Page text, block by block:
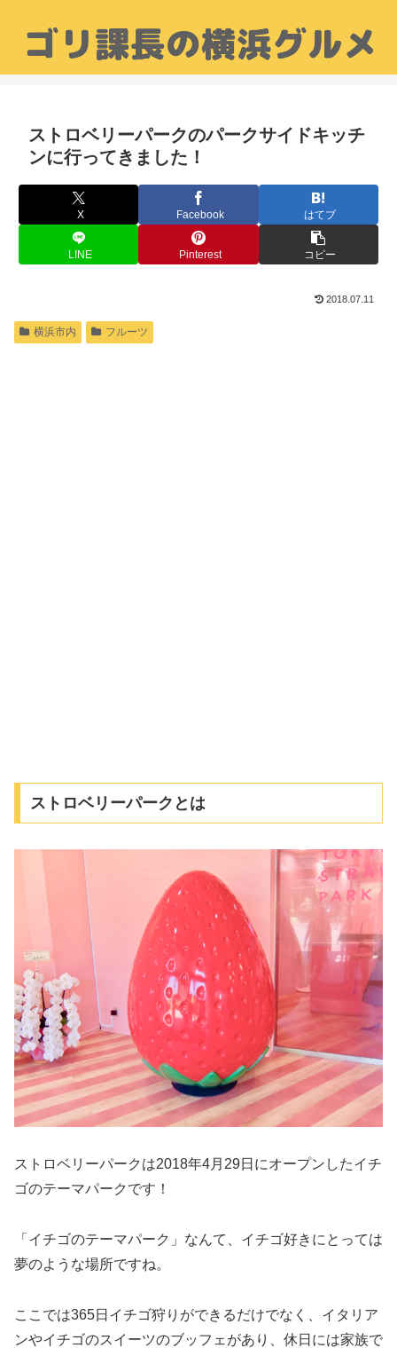
ストロベリーパークのパークサイドキッチ
ンに行ってきました！
X Facebook はてブ
LINE Pinterest コピー
2018.07.11
横浜市内 フルーツ
ストロベリーパークとは
ストロベリーパークは2018年4月29日にオープンしたイチ
ゴのテーマパークです！
「イチゴのテーマパーク」なんて、イチゴ好きにとっては
夢のような場所ですね。
ここでは365日イチゴ狩りができるだけでなく、イタリア
ンやイチゴのスイーツのブッフェがあり、休日には家族で